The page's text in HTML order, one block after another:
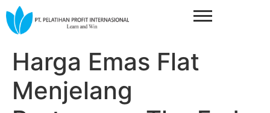
Harga Emas Flat
Menjelang